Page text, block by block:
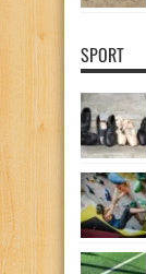
SPORT